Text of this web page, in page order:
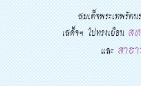
สมเด็จพระเทพรัต
เสด็จฯ ไปทรงเยือนส
และสาธ